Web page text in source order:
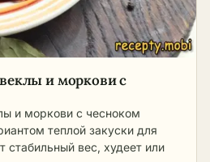
и моркови с
и моркови с чесноком
теплой закуски для
стабильный вес, худеет или